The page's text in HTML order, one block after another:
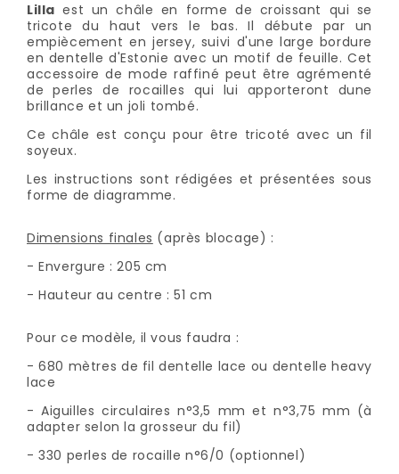
Lilla est un châle en forme de croissant qui se
tricote du haut vers le bas. Il débute par un
empiècement en jersey, suivi d'une large bordure
en dentelle d'Estonie avec un motif de feuille. Cet
accessoire de mode raffiné peut être agrémenté
de perles de rocailles qui lui apporteront dune
brillance et un joli tombé.
Ce châle est conçu pour être tricoté avec un fil
soyeux.
Les instructions sont rédigées et présentées sous
forme de diagramme.
Dimensions finales (après blocage) :
- Envergure : 205 cm
- Hauteur au centre : 51 cm
Pour ce modèle, il vous faudra :
- 680 mètres de fil dentelle lace ou dentelle heavy
lace
- Aiguilles circulaires n°3,5 mm et n°3,75 mm (à
adapter selon la grosseur du fil)
- 330 perles de rocaille n°6/0 (optionnel)